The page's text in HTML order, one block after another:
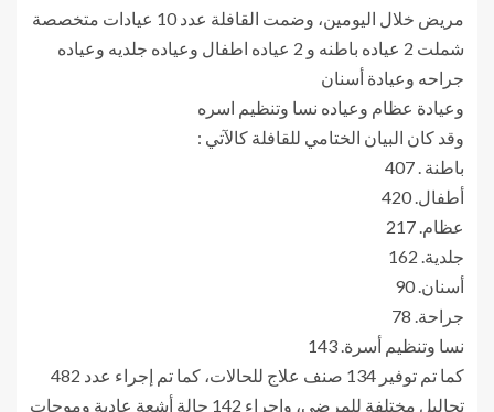
مريض خلال اليومين، وضمت القافلة عدد 10 عيادات متخصصة
شملت 2 عياده باطنه و 2 عياده اطفال وعياده جلديه وعياده
جراحه وعيادة أسنان
وعيادة عظام وعياده نسا وتنظيم اسره
وقد كان البيان الختامي للقافلة كالآتي :
باطنة . 407
أطفال. 420
عظام. 217
جلدية. 162
أسنان. 90
جراحة. 78
نسا وتنظيم أسرة. 143
كما تم توفير 134 صنف علاج للحالات، كما تم إجراء عدد 482
تحاليل مختلفة للمرضى، وإجراء 142 حالة أشعة عادية وموجات